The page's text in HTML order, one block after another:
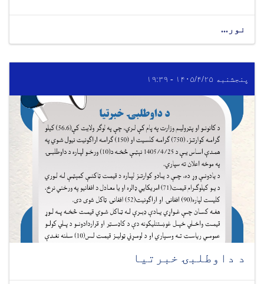
نور...
پنجشنبه ۱۴۰۵/۴/۲۵ - ۱۹:۳۹
د داوطلبۍ خبرتیا